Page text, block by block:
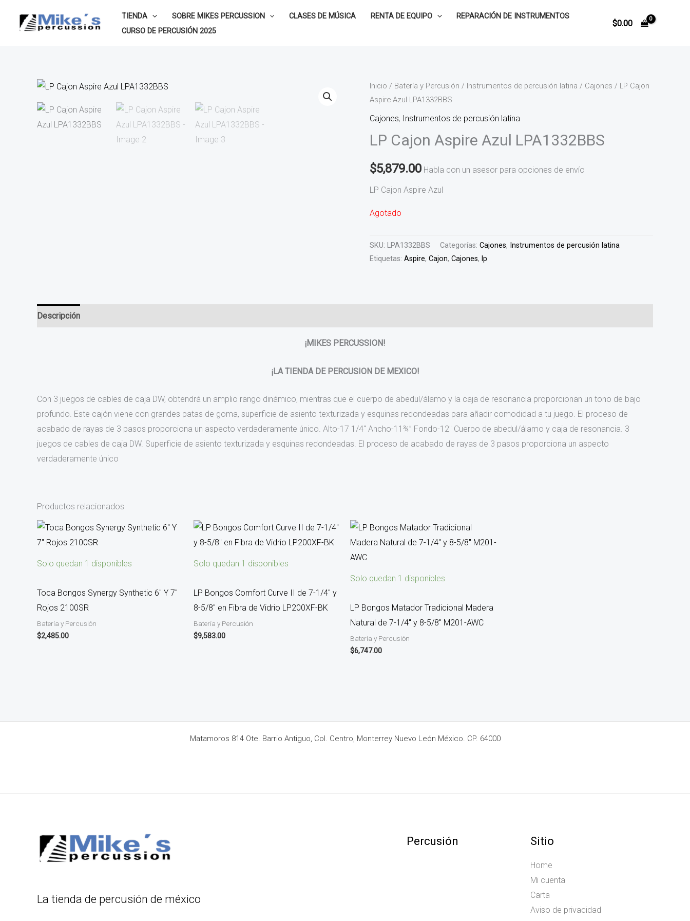
TIENDA SOBRE MIKES PERCUSSION CLASES DE MÚSICA RENTA DE EQUIPO
REPARACIÓN DE INSTRUMENTOS
CURSO DE PERCUSIÓN 2025
$0.00
Inicio / Batería y Percusión / Instrumentos de percusión latina / Cajones / LP Cajon
Aspire Azul LPA1332BBS
Cajones, Instrumentos de percusión latina
LP Cajon Aspire Azul LPA1332BBS
$5,879.00 Habla con un asesor para opciones de envío
LP Cajon Aspire Azul
Agotado
SKU: LPA1332BBS Categorías: Cajones, Instrumentos de percusión latina
Etiquetas: Aspire, Cajon, Cajones, lp
Descripción
¡MIKES PERCUSSION!
¡LA TIENDA DE PERCUSION DE MEXICO!
Con 3 juegos de cables de caja DW, obtendrá un amplio rango dinámico, mientras que el cuerpo de abedul/álamo y la caja de resonancia proporcionan un tono de bajo
profundo. Este cajón viene con grandes patas de goma, superficie de asiento texturizada y esquinas redondeadas para añadir comodidad a tu juego. El proceso de
acabado de rayas de 3 pasos proporciona un aspecto verdaderamente único. Alto-17 1/4″ Ancho-11¾” Fondo-12″ Cuerpo de abedul/álamo y caja de resonancia. 3
juegos de cables de caja DW. Superficie de asiento texturizada y esquinas redondeadas. El proceso de acabado de rayas de 3 pasos proporciona un aspecto
verdaderamente único
Productos relacionados
Solo quedan 1 disponibles
Toca Bongos Synergy Synthetic 6″ Y 7″
Rojos 2100SR
Batería y Percusión
$2,485.00
Solo quedan 1 disponibles
LP Bongos Comfort Curve II de 7-1/4″ y
8-5/8″ en Fibra de Vidrio LP200XF-BK
Batería y Percusión
$9,583.00
Solo quedan 1 disponibles
LP Bongos Matador Tradicional Madera
Natural de 7-1/4″ y 8-5/8″ M201-AWC
Batería y Percusión
$6,747.00
Matamoros 814 Ote. Barrio Antiguo, Col. Centro, Monterrey Nuevo León México. CP. 64000
La tienda de percusión de méxico
Percusión Sitio
Home
Mi cuenta
Carta
Aviso de privacidad